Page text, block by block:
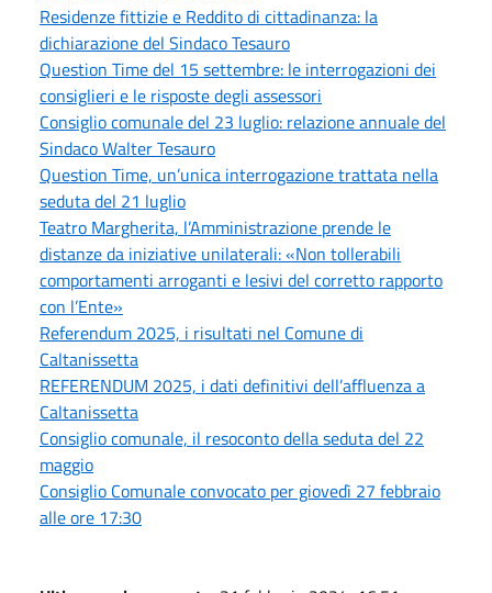
Residenze fittizie e Reddito di cittadinanza: la
dichiarazione del Sindaco Tesauro
Question Time del 15 settembre: le interrogazioni dei
consiglieri e le risposte degli assessori
Consiglio comunale del 23 luglio: relazione annuale del
Sindaco Walter Tesauro
Question Time, un’unica interrogazione trattata nella
seduta del 21 luglio
Teatro Margherita, l’Amministrazione prende le
distanze da iniziative unilaterali: «Non tollerabili
comportamenti arroganti e lesivi del corretto rapporto
con l’Ente»
Referendum 2025, i risultati nel Comune di
Caltanissetta
REFERENDUM 2025, i dati definitivi dell’affluenza a
Caltanissetta
Consiglio comunale, il resoconto della seduta del 22
maggio
Consiglio Comunale convocato per giovedì 27 febbraio
alle ore 17:30